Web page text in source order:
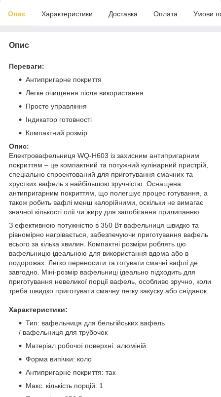
Опис Характеристики Доставка Оплата Умови
Опис
Переваги:
Антипригарне покриття
Легке очищення після використання
Просте управління
Індикатор готовності
Компактний розмір
Опис:
Електровафельниця WQ-H603 із захисним антипригарним
покриттям – це компактний та потужний кулінарний пристрій,
спеціально спроектований для приготування смачних та
хрустких вафель з найбільшою зручністю. Оснащена
антипригарним покриттям, що полегшує процес готування, а
також робить вафлі менш калорійними, оскільки не вимагає
значної кількості олії чи жиру для запобігання прилипанню.
З ефективною потужністю в 350 Вт вафельниця швидко та
рівномірно нагрівається, забезпечуючи приготування вафель
всього за кілька хвилин. Компактні розміри роблять цю
вафельницю ідеальною для використання вдома або в
подорожах. Легко переносити та готувати смачні вафлі де
завгодно. Міні-розмір вафельниці ідеально підходить для
приготування невеликої порції вафель, особливо зручно, коли
треба швидко приготувати смачну легку закуску або сніданок.
Характеристики:
Тип: вафельниця для бельгійських вафель
/ вафельниця для трубочок
Матеріал робочої поверхні: алюміній
Форма випічки: коло
Антипригарне покриття: так
Макс. кількість порцій: 1